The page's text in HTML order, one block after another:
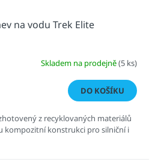
na vodu Trek Elite
Skladem na prodejně(5 ks)
DO KOŠÍKU
z recyklovaných materiálů
kompozitní konstrukci pro silniční i